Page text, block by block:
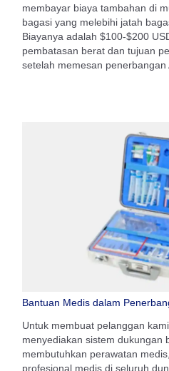
membayar biaya tambahan di
bagasi yang melebihi jatah
Biayanya adalah $100-$200
pembatasan berat dan tujuan
setelah memesan penerbangan
Bantuan Medis dalam
Untuk membuat pelanggan
menyediakan sistem dukungan
membutuhkan perawatan
profesional medis di seluruh